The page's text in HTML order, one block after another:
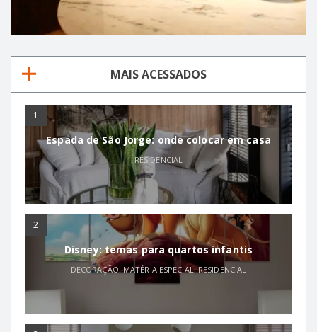
MAIS ACESSADOS
1
Espada de São Jorge: onde colocar em casa
RESIDENCIAL
2
Disney: temas para quartos infantis
DECORAÇÃO,MATÉRIA ESPECIAL,RESIDENCIAL